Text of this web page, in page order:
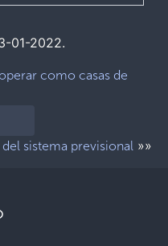
01-2022.
como casas de
sistema previsional »»